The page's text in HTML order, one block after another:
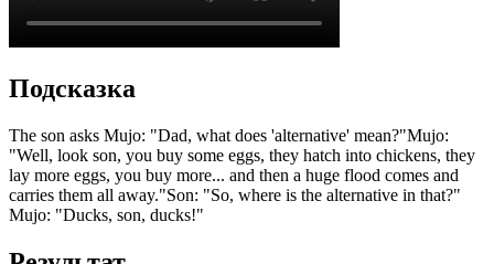
Подсказка
The son asks Mujo: "Dad, what does 'alternative' mean?" ​Mujo:
"Well, look son, you buy some eggs, they hatch into chickens, they
lay more eggs, you buy more... and then a huge flood comes and
carries them all away." ​Son: "So, where is the alternative in that?" ​
Mujo: "Ducks, son, ducks!"